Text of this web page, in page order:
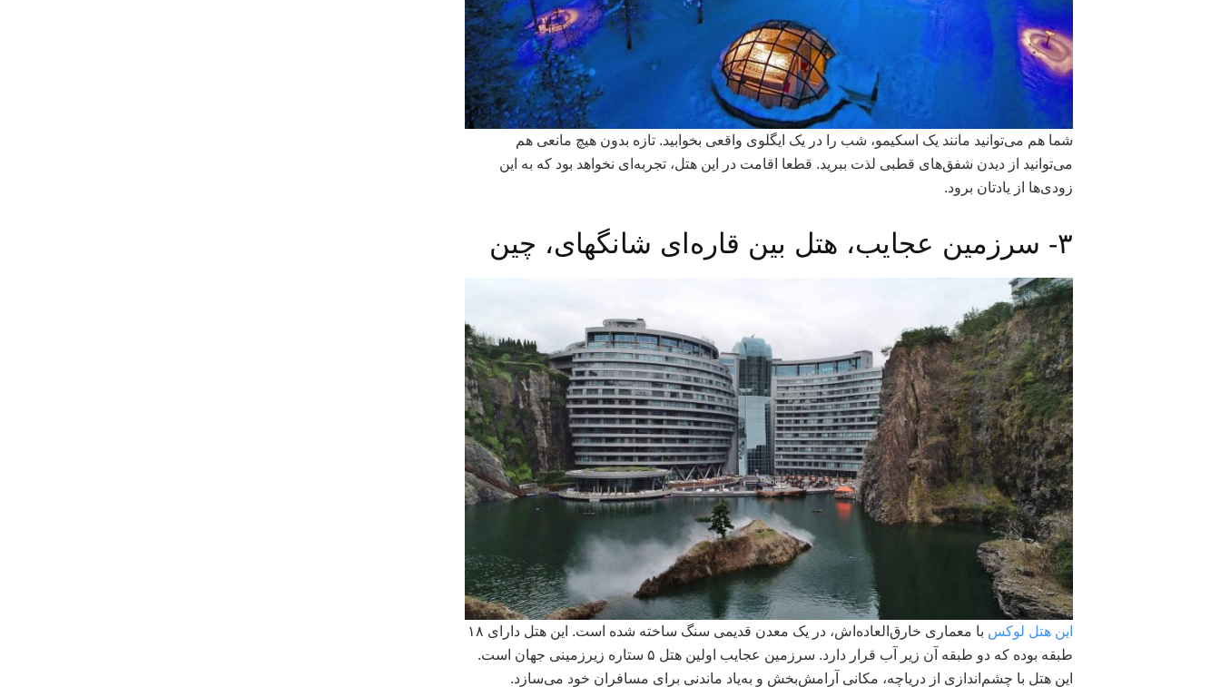
شما هم می‌توانید مانند یک اسکیمو، شب را در یک ایگلوی واقعی بخوابید. تازه بدون هیچ مانعی هم
می‌توانید از دیدن شفق‌های قطبی لذت ببرید. قطعا اقامت در این هتل، تجربه‌ای نخواهد بود که به این
زودی‌ها از یادتان برود.
۳- سرزمین عجایب، هتل بین قاره‌ای شانگهای، چین
این هتل لوکس
با معماری خارق‌العاده‌اش، در یک معدن قدیمی سنگ ساخته شده است. این هتل دارای ۱۸
طبقه بوده که دو طبقه آن زیر آب قرار دارد. سرزمین عجایب اولین هتل ۵ ستاره زیرزمینی جهان است.
این هتل با چشم‌اندازی از دریاچه، مکانی آرامش‌بخش و به‌یاد ماندنی برای مسافران خود می‌سازد.